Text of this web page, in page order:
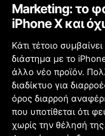
Marketing: το
iPhone X και
Κάτι τέτοιο
διάστημα με το
άλλο νέο προϊόν.
διαδίκτυο για
όρος διαρροή
που υποτίθεται ότι
χωρίς την θέλησή